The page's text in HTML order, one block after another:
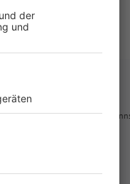
an deinen Lieblingsspielern,